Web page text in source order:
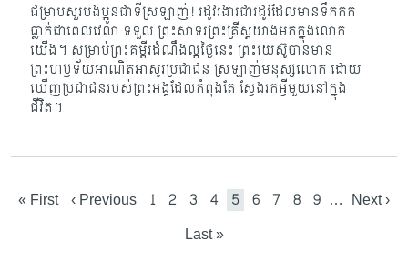
ជម្រាបសួរបងប្អូនជាទីស្រឡាញ់! រដូវរងារជារដូវដែល​មាន​ទឹកកក
ធ្លាក់​ជា​ពេល​វេលា ទទួល ព្រះ​សាទរព្រះគ្រីស្តយាងមកក្នុងលោក
យើង។ សម្រាប់ព្រះគម្ពីរដំណឹងល្អថ្ងៃនេះ ព្រះយេស៊ូ​បា​ន​​មាន​
ព្រះហឫទ័យអាណិតអាសូរប្រជាជន ស្រឡាញ់មនុស្សលោក ដោ​យ
ឃើញ​ប្រជា​ជន​រប​ស់ព្រះអង្គដែលកំពុងតែ ស្វែងរកអ្វីមួយនៅក្នុង
ជីវិត។
Pagination
First page
« First Previous page
‹ Previous Page
1 Page
2 Page
3 Page
4 Current page
5 Page
6 Page
7 Page
8 Page
9 … Next
Next ›
Last page
Last »